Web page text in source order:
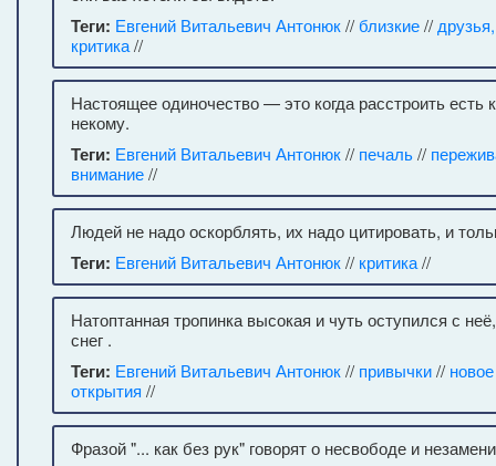
Теги: Евгений Витальевич Антонюк//близкие//
критика//
Настоящее одиночество — это когда расстроить есть
некому.
Теги: Евгений Витальевич Антонюк// печаль//
внимание//
Людей не надо оскорблять, их надо цитировать, и
Теги: Евгений Витальевич Антонюк// критика//
Натоптанная тропинка высокая и чуть оступился с
снег .
Теги: Евгений Витальевич Антонюк// привычки// новое
открытия //
Фразой "... как без рук" говорят о несвободе и